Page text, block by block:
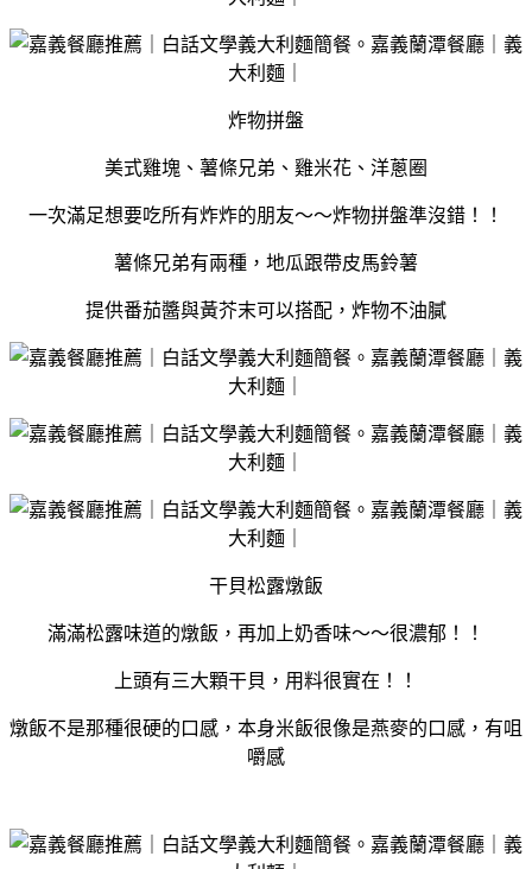
炸物拼盤
美式雞塊、薯條兄弟、雞米花、洋蔥圈
一次滿足想要吃所有炸炸的朋友～～炸物拼盤準沒錯！！
薯條兄弟有兩種，地瓜跟帶皮馬鈴薯
提供番茄醬與黃芥末可以搭配，炸物不油膩
干貝松露燉飯
滿滿松露味道的燉飯，再加上奶香味～～很濃郁！！
上頭有三大顆干貝，用料很實在！！
燉飯不是那種很硬的口感，本身米飯很像是燕麥的口感，有咀
嚼感